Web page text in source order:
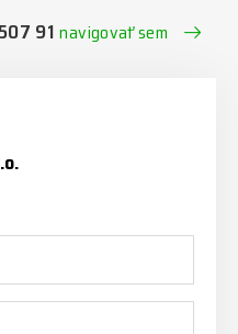
91navigovať sem